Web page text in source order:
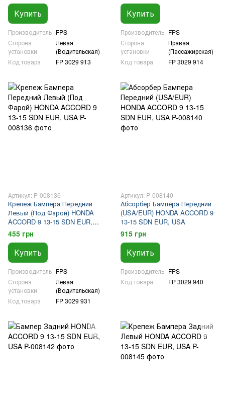
Купить
Производитель FPS
Сторона
установки
Левая
(Водительская)
Код товара
FP 3029 913
Купить
Производитель FPS
Сторона
установки
Правая
(Пассажирская)
Код товара
FP 3029 914
Артикул: P-008136
Крепеж Бампера Передний
Левый (Под Фарой) HONDA
ACCORD 9 13-15 SDN EUR,
USA
455 грн
Купить
Производитель FPS
Сторона
установки
Левая
(Водительская)
Код товара
FP 3029 931
Артикул: P-008140
Абсорбер Бампера Передний
(USA/EUR) HONDA ACCORD 9
13-15 SDN EUR, USA
915 грн
Купить
Производитель FPS
Код товара
FP 3029 940